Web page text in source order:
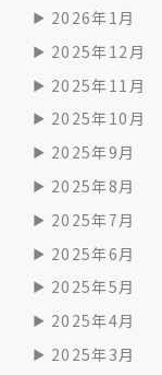
2026年1月
2025年12月
2025年11月
2025年10月
2025年9月
2025年8月
2025年7月
2025年6月
2025年5月
2025年4月
2025年3月